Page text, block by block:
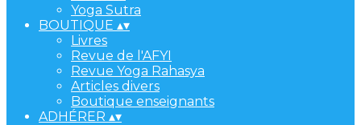
Yoga Sutra
BOUTIQUE ▴▾
Livres
Revue de l'AFYI
Revue Yoga Rahasya
Articles divers
Boutique enseignants
ADHÉRER ▴▾